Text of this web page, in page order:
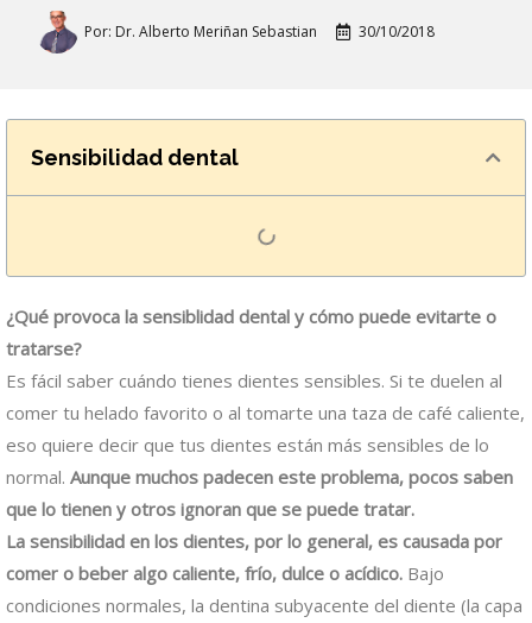
Por: Dr. Alberto Meriñan Sebastian 30/10/2018
Sensibilidad dental
¿Qué provoca la sensiblidad dental y cómo puede evitarte o
tratarse?
Es fácil saber cuándo tienes dientes sensibles. Si te duelen al
comer tu helado favorito o al tomarte una taza de café caliente,
eso quiere decir que tus dientes están más sensibles de lo
normal. Aunque muchos padecen este problema, pocos saben
que lo tienen y otros ignoran que se puede tratar.
La sensibilidad en los dientes, por lo general, es causada por
comer o beber algo caliente, frío, dulce o acídico. Bajo
condiciones normales, la dentina subyacente del diente (la capa